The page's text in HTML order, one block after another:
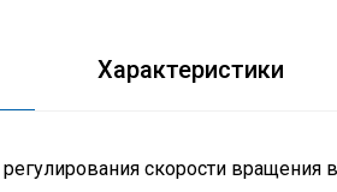
Характеристики
регулирования скорости